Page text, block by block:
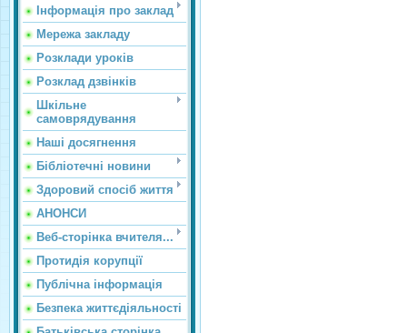
Інформація про заклад
Мережа закладу
Розклади урокiв
Розклад дзвінків
Шкільне
самоврядування
Наші досягнення
Бібліотечні новини
Здоровий спосіб життя
АНОНСИ
Веб-сторінка вчителя...
Протидія корупції
Публічна інформація
Безпека життєдіяльності